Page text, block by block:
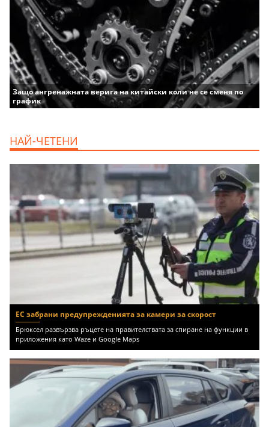
Защо ангренажната верига на китайски коли не се сменя по
график
НАЙ-ЧЕТЕНИ
ЕС забрани предупрежденията за камери за скорост
Брюксел развързва ръцете на правителствата за спиране на функции в
приложения като Waze и Google Maps